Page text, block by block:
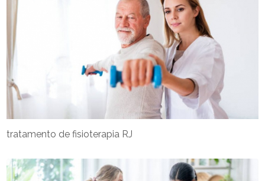
tratamento de fisioterapia RJ